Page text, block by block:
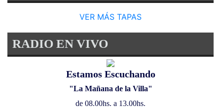
VER MÁS TAPAS
RADIO EN VIVO
Estamos Escuchando
"La Mañana de la Villa"
de 08.00hs. a 13.00hs.